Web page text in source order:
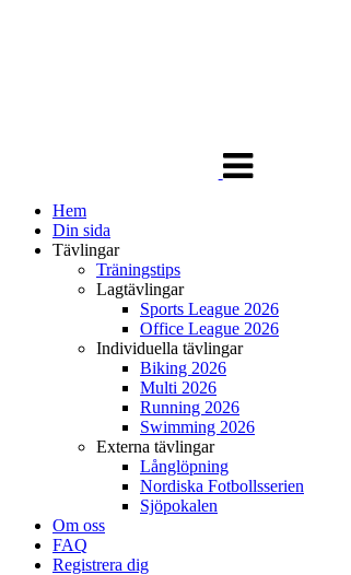
navigering
Hem
Din sida
Tävlingar
Träningstips
Lagtävlingar
Sports League 2026
Office League 2026
Individuella tävlingar
Biking 2026
Multi 2026
Running 2026
Swimming 2026
Externa tävlingar
Långlöpning
Nordiska Fotbollsserien
Sjöpokalen
Om oss
FAQ
Registrera dig